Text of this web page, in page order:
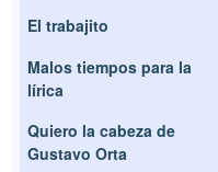
El trabajito
Malos tiempos para la
lírica
Quiero la cabeza de
Gustavo Orta